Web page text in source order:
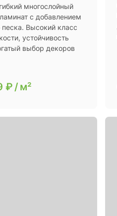
многослойный
с добавлением
песка. Высокий класс
устойчивость
выбор декоров
₽ / м²